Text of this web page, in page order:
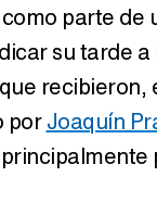
como parte de
su tarde
porJoaquín